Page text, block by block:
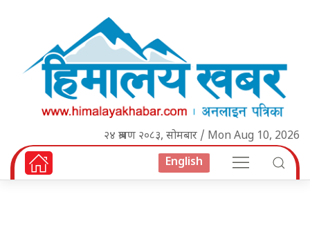
२४ श्रावण २०८३, सोमबार / Mon Aug 10, 2026
English